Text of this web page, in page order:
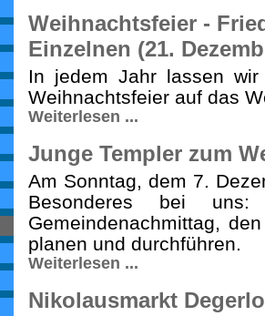
Weihnachtsfeier -
Einzelnen (21.
In jedem Jahr lassen
Weihnachtsfeier auf das
Weiterlesen ...
Junge Templer zum
Am Sonntag, dem 7.
Besonderes bei uns:
Gemeindenachmittag,
planen und durchführen.
Weiterlesen ...
Nikolausmarkt